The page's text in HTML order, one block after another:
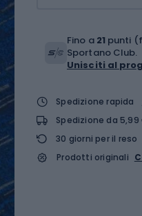
Fino a 21 punti
Sportano Club.
Unisciti al
Spedizione rapida
Spedizione da 5,99
30 giorni per il reso
Prodotti originali